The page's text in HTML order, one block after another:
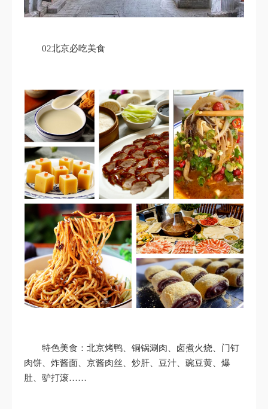
02北京必吃美食
特色美食：北京烤鸭、铜锅涮肉、卤煮火烧、门钉
肉饼、炸酱面、京酱肉丝、炒肝、豆汁、豌豆黄、爆
肚、驴打滚……